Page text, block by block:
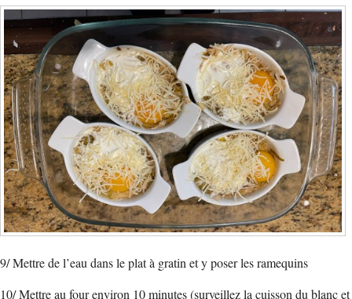
9/ Mettre de l’eau dans le plat à gratin et y poser les ramequins
10/ Mettre au four environ 10 minutes (surveillez la cuisson du blanc et